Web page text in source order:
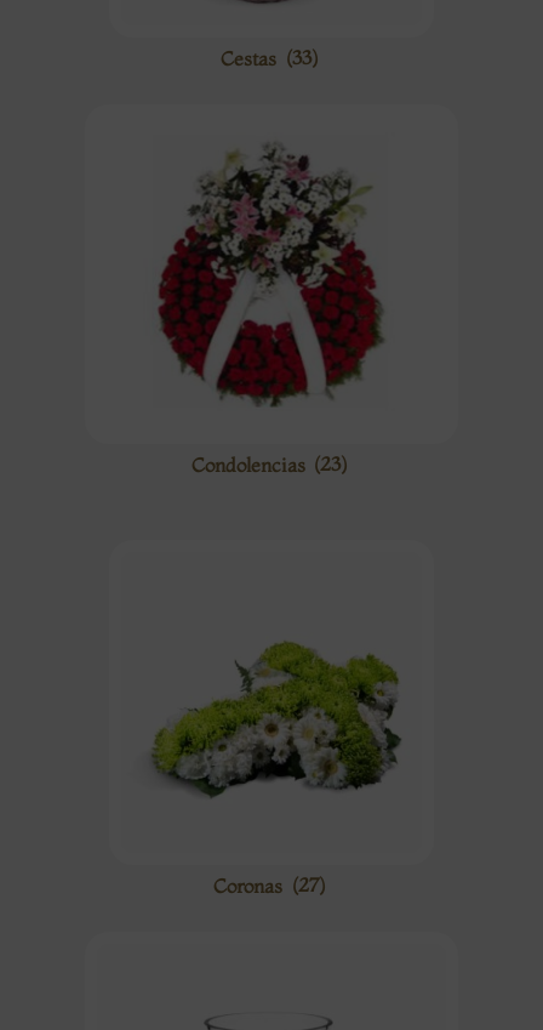
Cestas (33)
Condolencias (23)
Coronas (27)